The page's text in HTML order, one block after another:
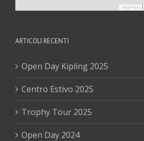
MapPress
ARTICOLI RECENTI
Open Day Kipling 2025
Centro Estivo 2025
Trophy Tour 2025
Open Day 2024